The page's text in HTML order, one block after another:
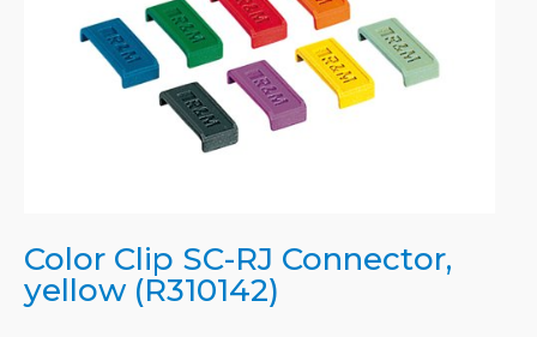
Color Clip SC-RJ Connector,
yellow (R310142)